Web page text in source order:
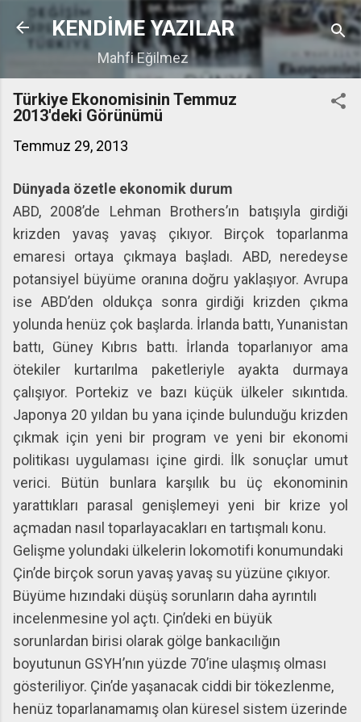
Ana içeriğe atla
KENDİME YAZILAR
Mahfi Eğilmez
Türkiye Ekonomisinin Temmuz
2013'deki Görünümü
Temmuz 29, 2013
Dünyada özetle ekonomik durum
ABD, 2008’de Lehman Brothers’ın batışıyla girdiği
krizden yavaş yavaş çıkıyor. Birçok toparlanma
emaresi ortaya çıkmaya başladı. ABD, neredeyse
potansiyel büyüme oranına doğru yaklaşıyor. Avrupa
ise ABD’den oldukça sonra girdiği krizden çıkma
yolunda henüz çok başlarda. İrlanda battı, Yunanistan
battı, Güney Kıbrıs battı. İrlanda toparlanıyor ama
ötekiler kurtarılma paketleriyle ayakta durmaya
çalışıyor. Portekiz ve bazı küçük ülkeler sıkıntıda.
Japonya 20 yıldan bu yana içinde bulunduğu krizden
çıkmak için yeni bir program ve yeni bir ekonomi
politikası uygulaması içine girdi. İlk sonuçlar umut
verici. Bütün bunlara karşılık bu üç ekonominin
yarattıkları parasal genişlemeyi yeni bir krize yol
açmadan nasıl toparlayacakları en tartışmalı konu.
Gelişme yolundaki ülkelerin lokomotifi konumundaki
Çin’de birçok sorun yavaş yavaş su yüzüne çıkıyor.
Büyüme hızındaki düşüş sorunların daha ayrıntılı
incelenmesine yol açtı. Çin’deki en büyük
sorunlardan birisi olarak gölge bankacılığın
boyutunun GSYH’nın yüzde 70’ine ulaşmış olması
gösteriliyor. Çin’de yaşanacak ciddi bir tökezlenme,
henüz toparlanamamış olan küresel sistem üzerinde